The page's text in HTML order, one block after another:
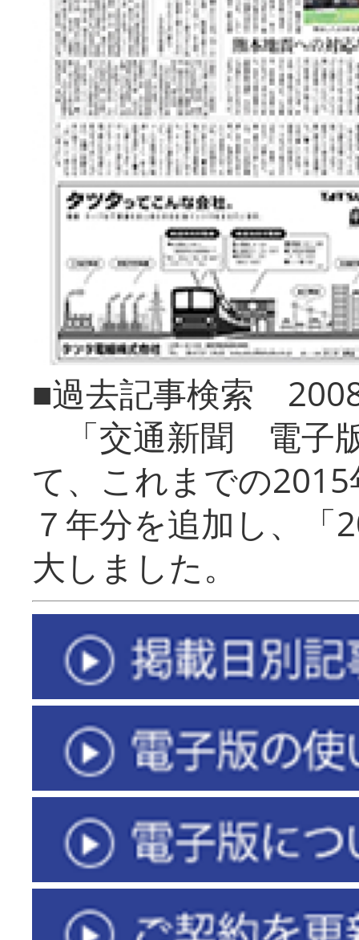
■過去記事検索
「交通新聞 電子
て、これまでの
７年分を追加し、「
大しまし